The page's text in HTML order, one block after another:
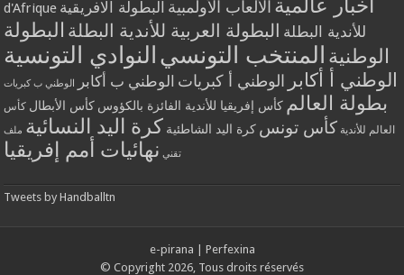
d'Afrique
أخبار عالمية الألعاب الأولمبية البطولة الافريقية
للأندية البطلة البطولة العربية للأندية البطلة البطولة
الوطنية المنتخب التونسي النوادي التونسية
الوطني أ أكابر الوطني أ كبريات الوطني ب أكابر الوطني ب كبريات
بطولة العالم كأس إفريقيا للأندية الفائزة بالكؤوس كأس الأبطال كأس
العالم للأندية كأس تونس كرة اليد الشاطئية كرة اليد النسائية ملف
تقني نهائيات أمم إفريقيا
Tweets by Handballtn
e-pirana
Perfexina
© Copyright 2026, Tous droits réservés